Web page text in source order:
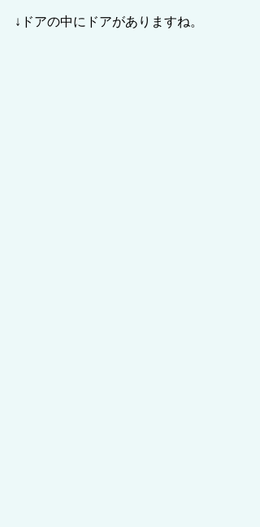
↓ドアの中にドアがありますね。